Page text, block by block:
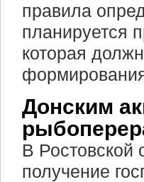
правила
планируется
которая
Донским
В Ростовской
получение